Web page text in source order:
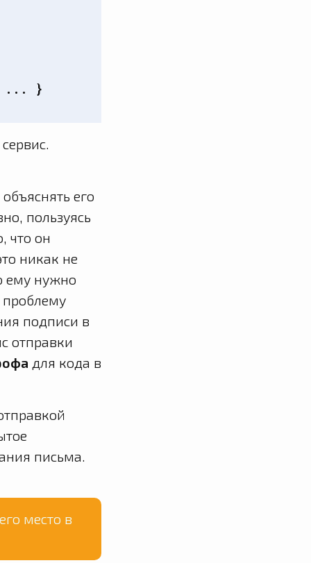
...
}
его
пользуясь
что он
никак не
ему нужно
проблему
подписи в
отправки
для кода в
письма.
место в